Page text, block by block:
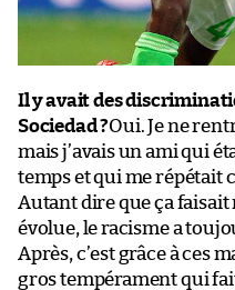
Il y avait des
Sociedad ?Oui. Je ne
mais j’avais un ami qui
temps et qui me répétait
Autant dire que ça faisait
évolue, le racisme a
Après, c’est grâce à ces
gros tempérament qui